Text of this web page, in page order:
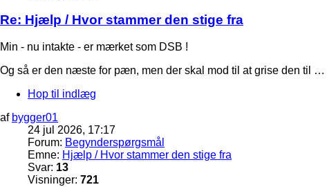
Re: Hjælp / Hvor stammer den stige fra
Min - nu intakte - er mærket som DSB !
Og så er den næste for pæn, men der skal mod til at grise den til …
Hop til indlæg
af bygger01
24 jul 2026, 17:17
Forum: Begynderspørgsmål
Emne: Hjælp / Hvor stammer den stige fra
Svar: 13
Visninger: 721